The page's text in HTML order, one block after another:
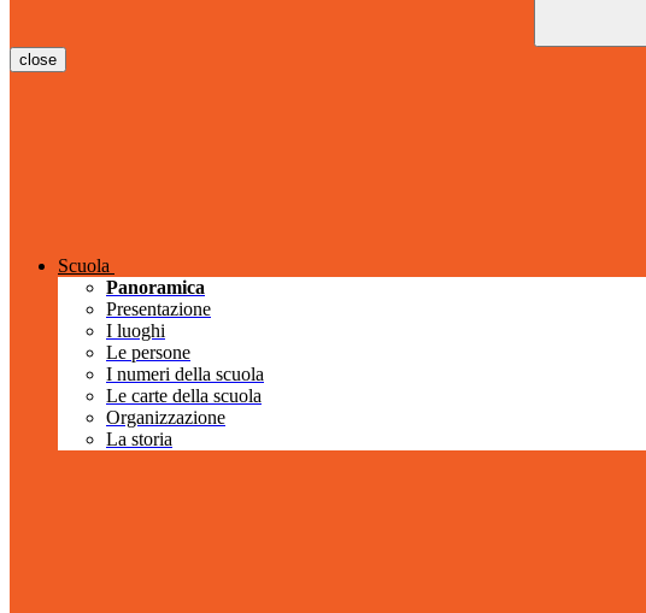
close
Scuola
Panoramica
Presentazione
I luoghi
Le persone
I numeri della scuola
Le carte della scuola
Organizzazione
La storia